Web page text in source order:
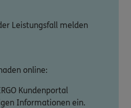
Leistungsfall melden
online:
Kundenportal
Informationen ein.